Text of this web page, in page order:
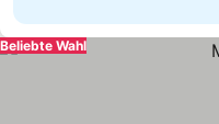
Beliebte Wahl